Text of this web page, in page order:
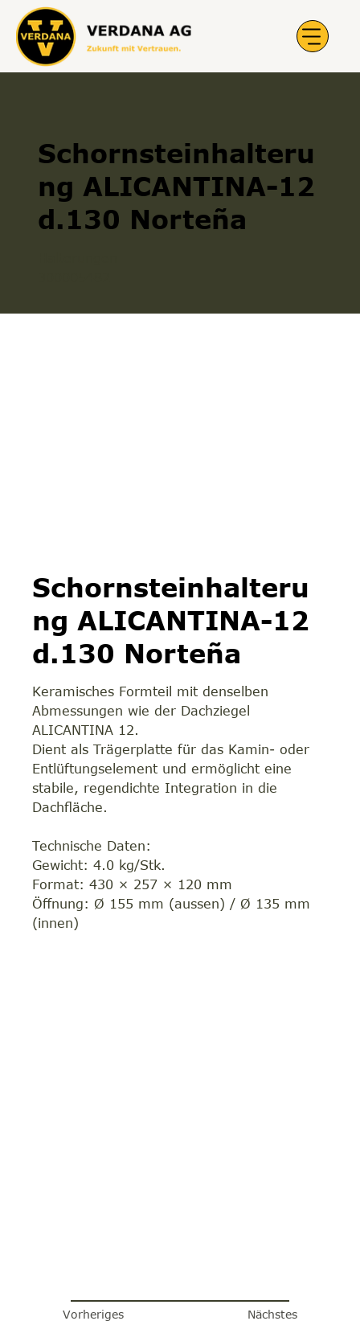
Schornsteinhalteru
ng ALICANTINA-12
d.130 Norteña
Schornsteinhalteru
ng ALICANTINA-12
d.130 Norteña
Keramisches Formteil mit denselben
Abmessungen wie der Dachziegel
ALICANTINA 12.
Dient als Trägerplatte für das Kamin- oder
Entlüftungselement und ermöglicht eine
stabile, regendichte Integration in die
Dachfläche.
Technische Daten:
Gewicht: 4.0 kg/Stk.
Format: 430 × 257 × 120 mm
Öffnung: Ø 155 mm (aussen) / Ø 135 mm
(innen)
Vorheriges
Nächstes